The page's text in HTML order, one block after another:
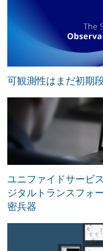
可観測性はまだ初期
ユニファイドサービ
ジタルトランスフォ
密兵器